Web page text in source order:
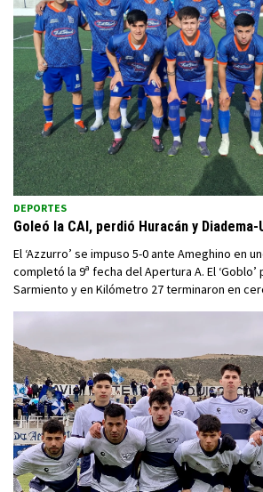
DEPORTES
Goleó la CAI, perdió Huracán y
El ‘Azzurro’ se impuso 5-0 ante Ameghino en
completó la 9ª fecha del Apertura A. El
Sarmiento y en Kilómetro 27 terminaron en